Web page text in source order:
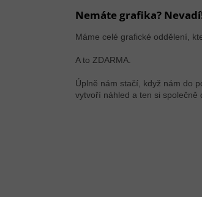
Nemáte grafika?
Máme celé grafické oddělení,
A to ZDARMA.
Úplně nám stačí, když nám do
vytvoří náhled a ten si společně